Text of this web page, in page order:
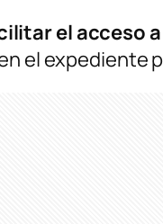
el acceso
el expediente